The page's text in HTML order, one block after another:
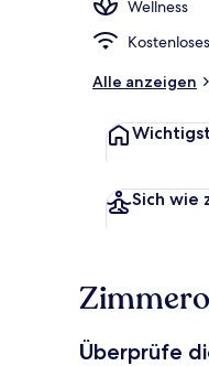
Wellness
Alle anzeigen
Sich wie
Überprüfe